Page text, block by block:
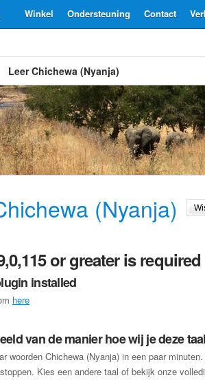
Contact
Ondersteuning
Winkel
Leer Chichewa (Nyanja)
(Nyanja)
or greater is required
installed
here
van de manier hoe wij je deze
woorden Chichewa (Nyanja) in een paar
Kies een andere taal of bekijk onze